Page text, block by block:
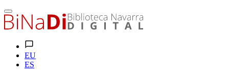
EU
ES